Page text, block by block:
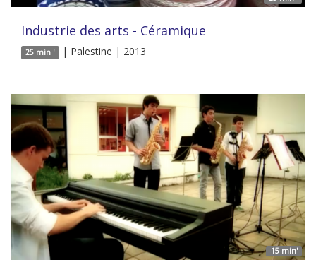
Industrie des arts - Céramique
25 min ' | Palestine | 2013
15 min'